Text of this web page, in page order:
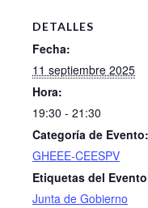
DETALLES
Fecha:
11 septiembre 2025
Hora:
19:30 - 21:30
Categoría de Evento:
GHEEE-CEESPV
Etiquetas del
Junta de Gobierno